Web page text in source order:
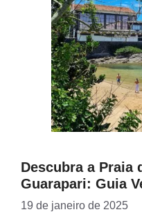
Descubra a Praia
Guarapari: Guia
19 de janeiro de 2025